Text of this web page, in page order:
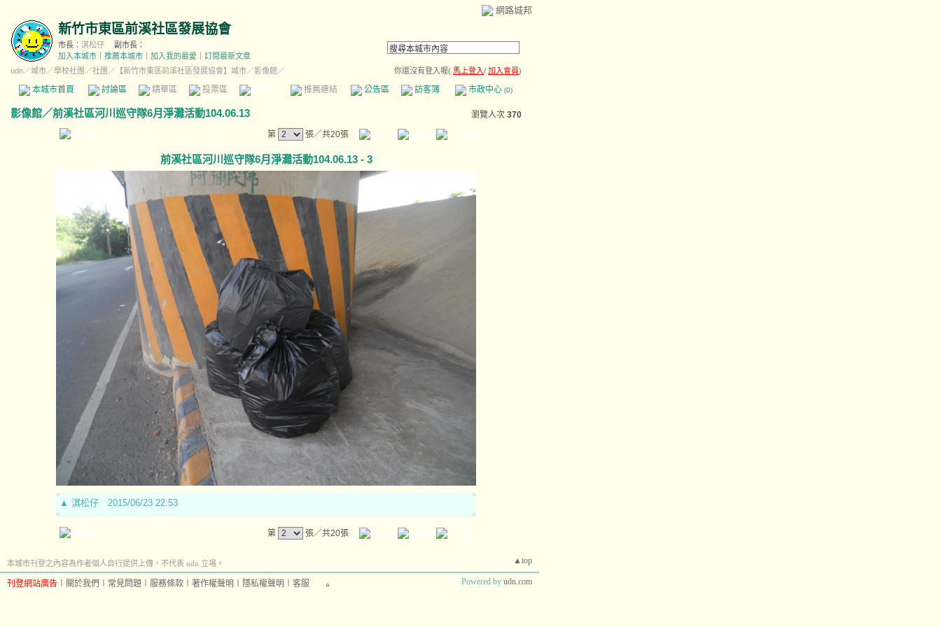
網路城邦
新竹市東區前溪社區發展協會
市長： 淇松仔
副市長：
加入本城市
推薦本城市 加入我的最愛
訂閱最新文章
udn／城市／學校社團 ／社團 ／ 【新竹市東區前溪社區發展協會】城市／影像館／ 你還沒有登入喔( 馬上登入/ 加入會員)
本城市首頁 討論區 精華區 投票區 影像館 推薦連結 公告區 訪客簿 市政中心 (0)
影像館／前溪社區河川巡守隊6月淨灘活動104.06.13 瀏覽人次 370
第
張／共20張
前溪社區河川巡守隊6月淨灘活動104.06.13 - 3
▲ 淇松仔 2015/06/23 22:53
第 張／共20張
▲top
本城市刊登之內容為作者個人自行提供上傳，不代表 udn 立場。
刊登網站廣告 關於我們 常見問題 服務條款 著作權聲明 隱私權聲明 客服 Powered by udn.com